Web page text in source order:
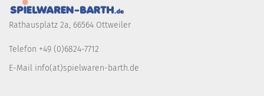
Rathausplatz 2a, 66564 Ottweiler
Telefon +49 (0)6824-7712
E-Mail info(at)spielwaren-barth.de